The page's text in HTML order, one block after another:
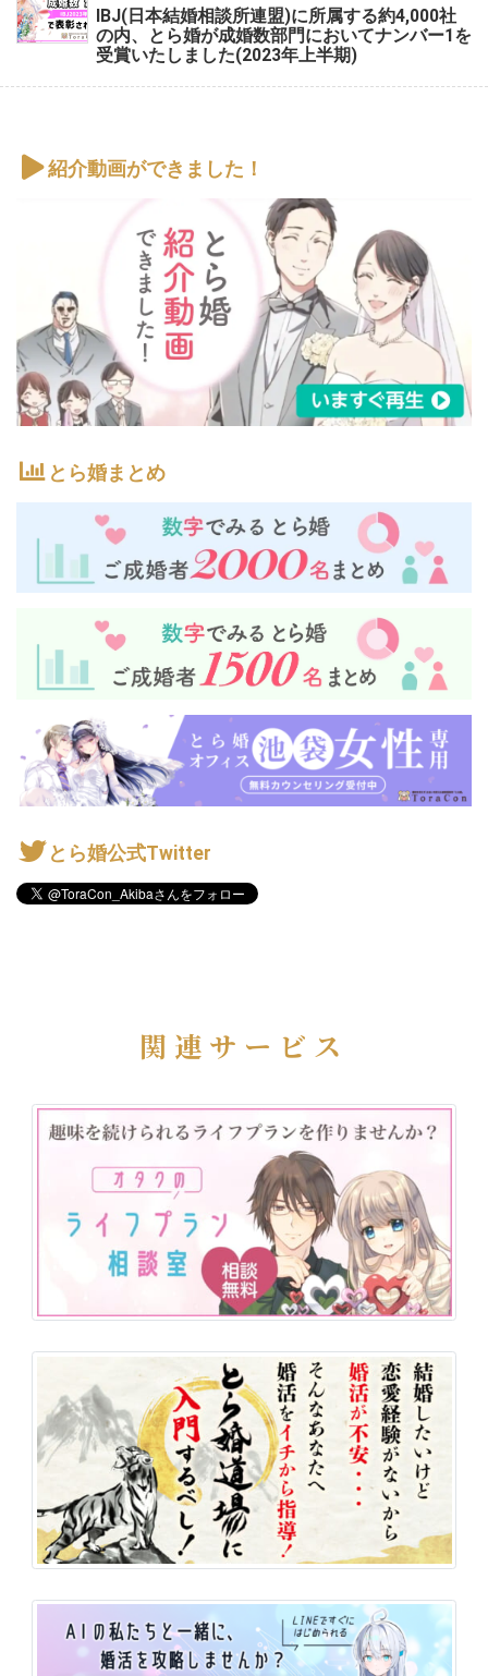
IBJ(日本結婚相談所連盟)に所属する約4,000社
の内、とら婚が成婚数部門においてナンバー1を
受賞いたしました(2023年上半期)
紹介動画ができました！
とら婚まとめ
とら婚公式Twitter
関連サービス